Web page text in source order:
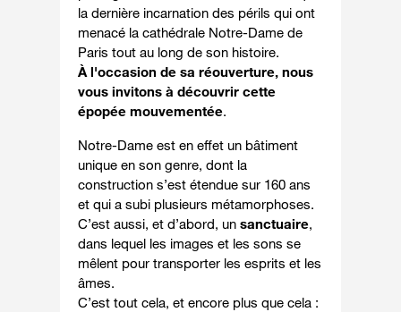
la dernière incarnation des périls qui ont
menacé la cathédrale Notre-Dame de
Paris tout au long de son histoire.
À l'occasion de sa réouverture, nous
vous invitons à découvrir cette
épopée mouvementée.
Notre-Dame est en effet un bâtiment
unique en son genre, dont la
construction s’est étendue sur 160 ans
et qui a subi plusieurs métamorphoses.
C’est aussi, et d’abord, unsanctuaire,
dans lequel les images et les sons se
mêlent pour transporter les esprits et les
âmes.
C’est tout cela, et encore plus que cela :